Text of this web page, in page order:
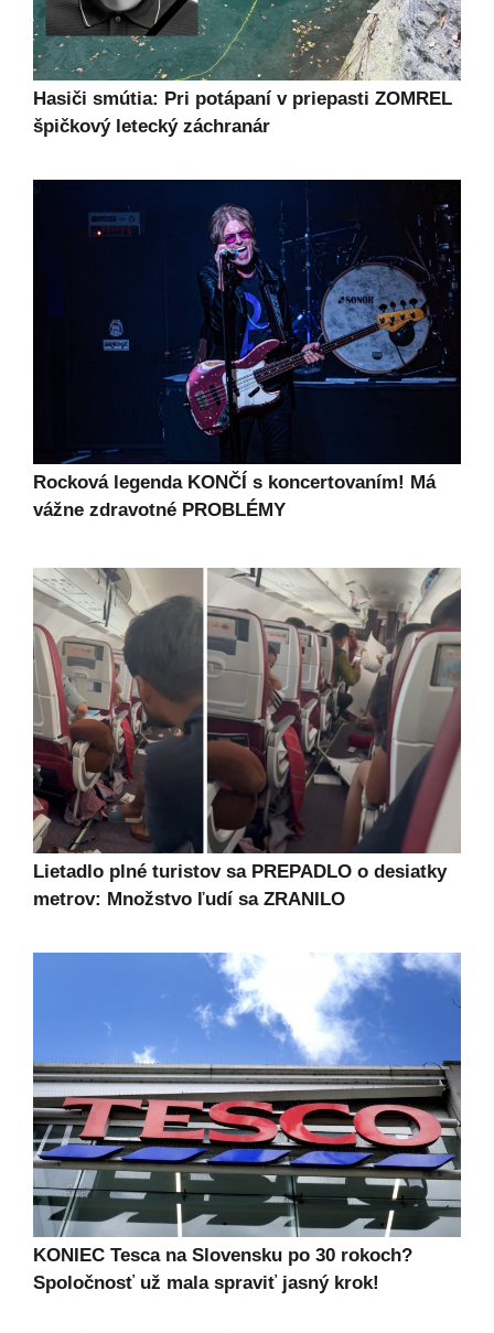
Hasiči smútia: Pri potápaní v priepasti ZOMREL
špičkový letecký záchranár
Rocková legenda KONČÍ s koncertovaním! Má
vážne zdravotné PROBLÉMY
Lietadlo plné turistov sa PREPADLO o desiatky
metrov: Množstvo ľudí sa ZRANILO
KONIEC Tesca na Slovensku po 30 rokoch?
Spoločnosť už mala spraviť jasný krok!